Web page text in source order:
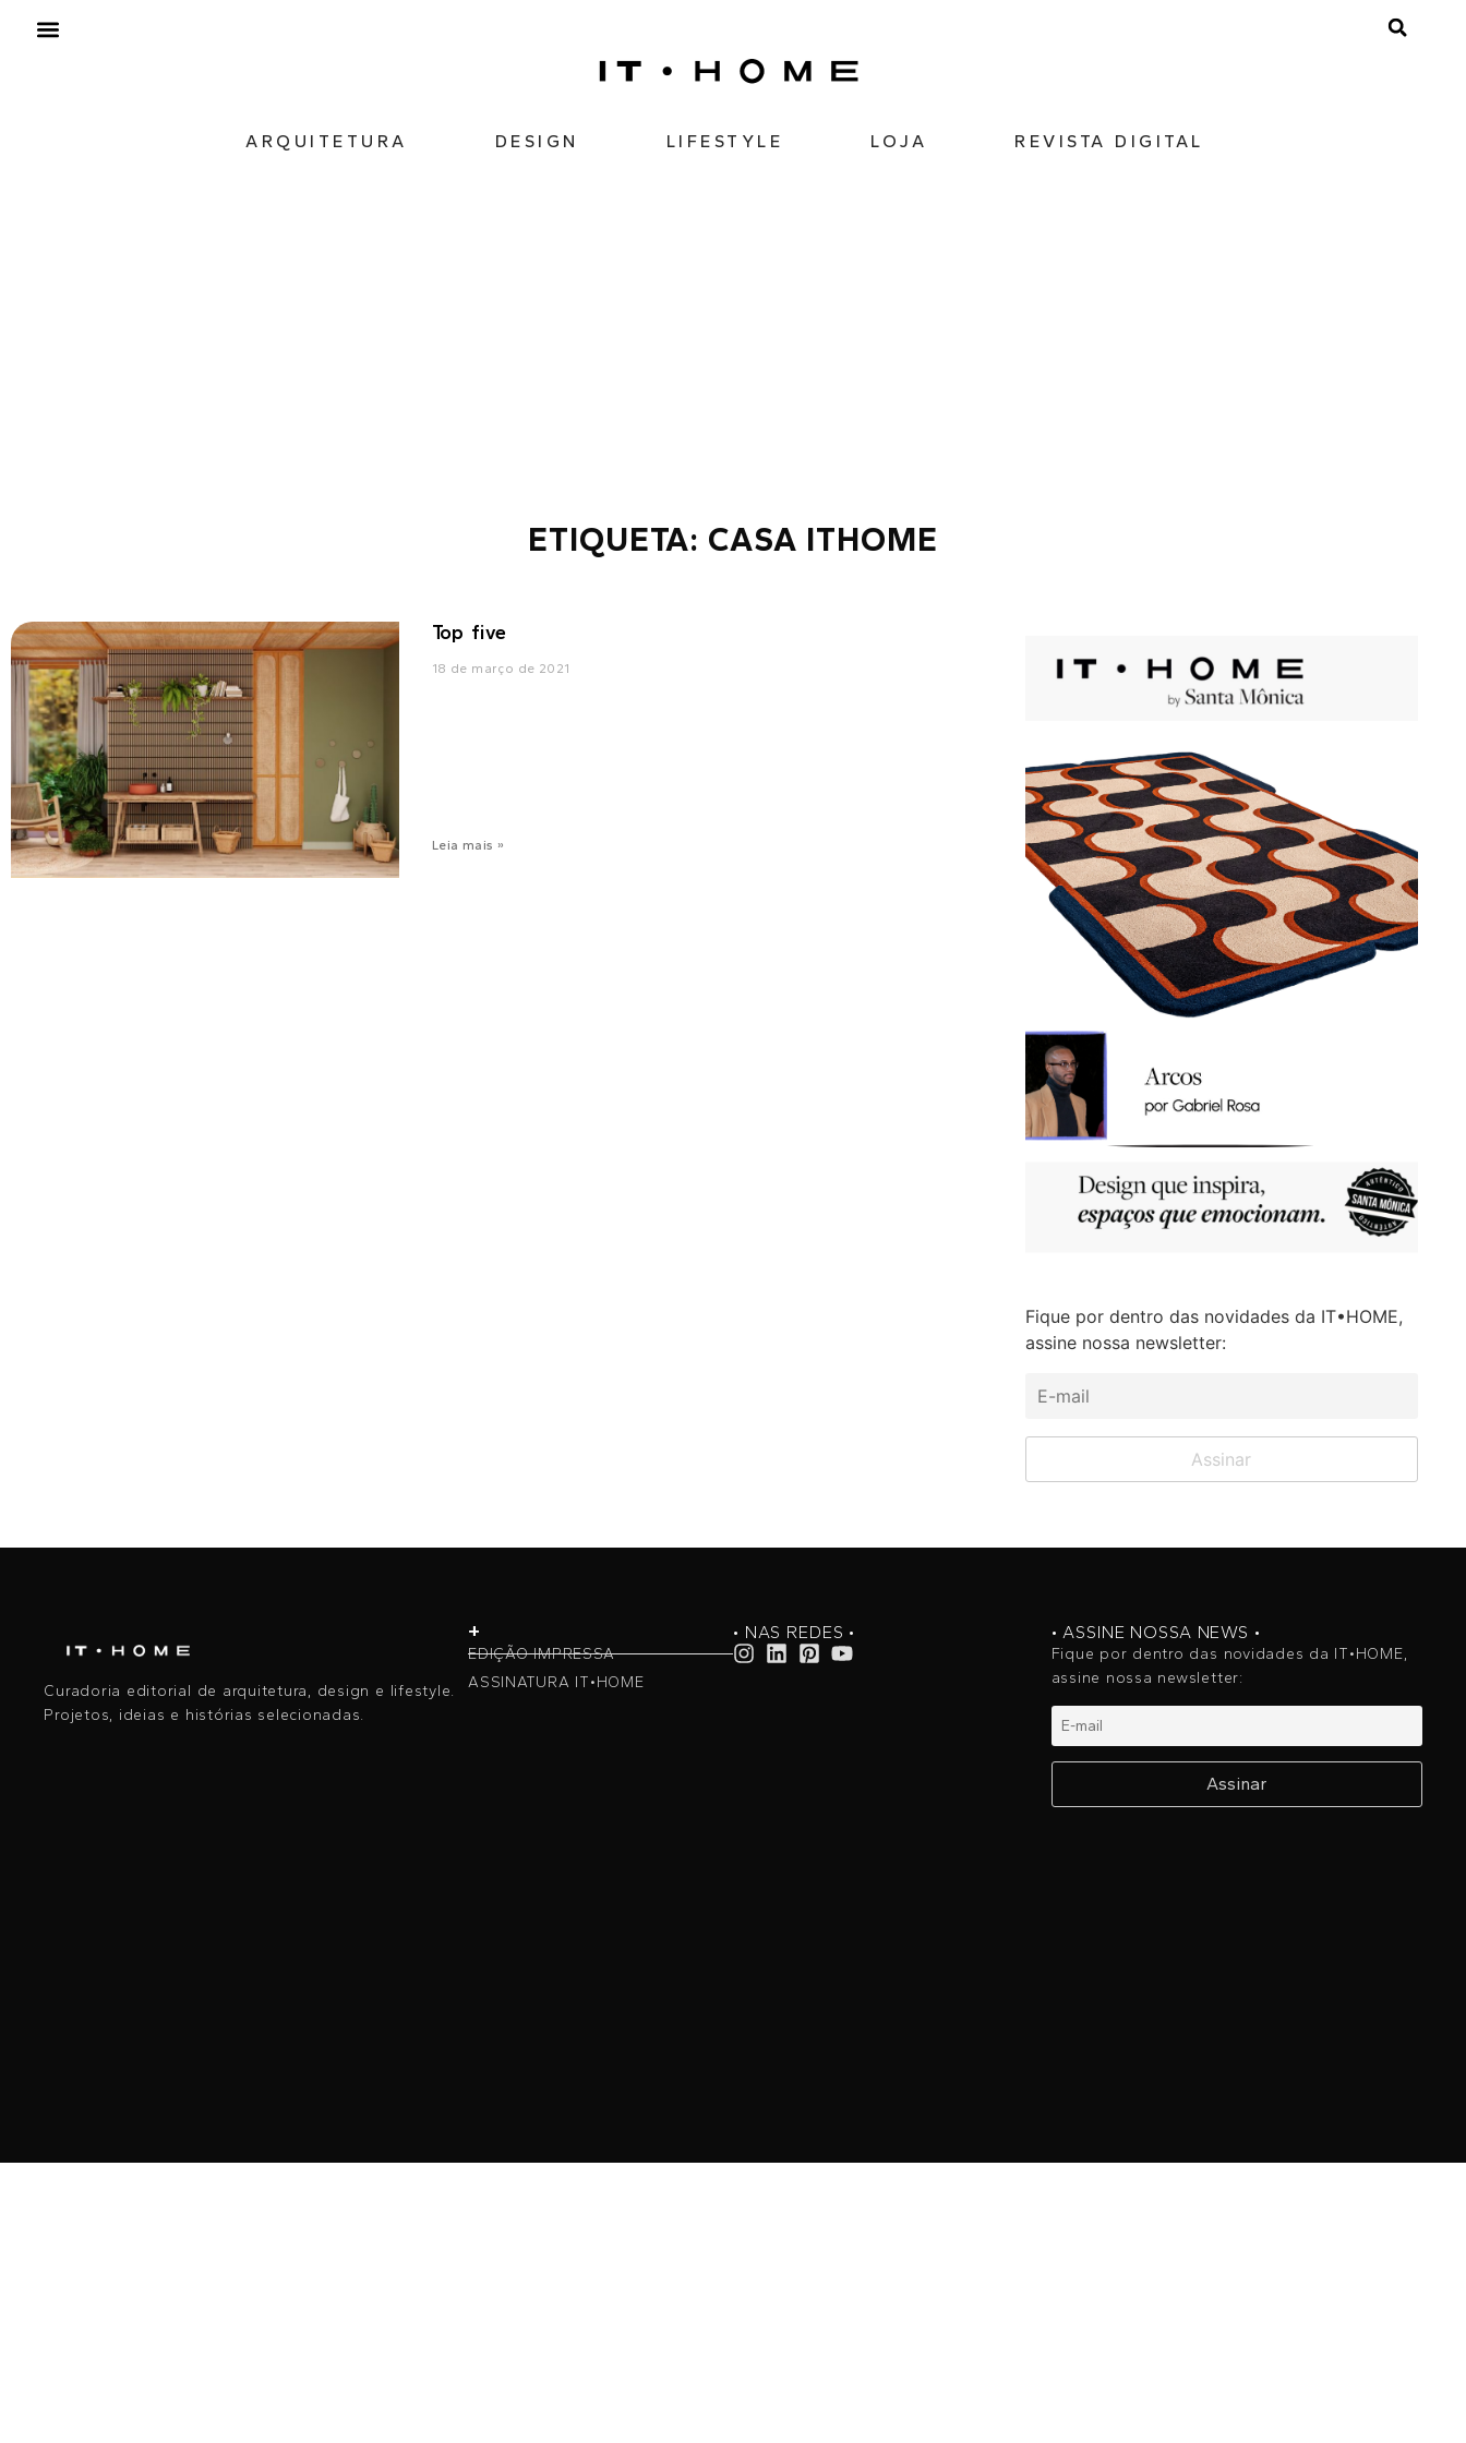
ARQUITETURA DESIGN LIFESTYLE LOJA REVISTA DIGITAL
ETIQUETA: CASA ITHOME
Top five
18 de março de 2021
Leia mais »
Fique por dentro das novidades da IT•HOME,
assine nossa newsletter:
Curadoria editorial de arquitetura, design e lifestyle.
Projetos, ideias e histórias selecionadas.
+
EDIÇÃO IMPRESSA
ASSINATURA IT•HOME
• NAS REDES • • ASSINE NOSSA NEWS •
Fique por dentro das novidades da IT•HOME,
assine nossa newsletter: